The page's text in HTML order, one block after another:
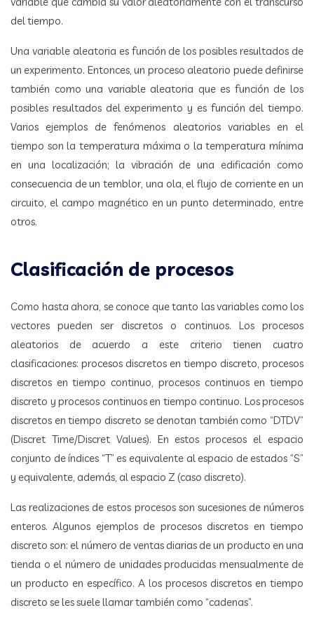
del tiempo.
Una variable aleatoria es función de los posibles resultados de
un experimento. Entonces, un proceso aleatorio puede definirse
también como una variable aleatoria que es función de los
posibles resultados del experimento y es función del tiempo.
Varios ejemplos de fenómenos aleatorios variables en el
tiempo son la temperatura máxima o la temperatura mínima
en una localización; la vibración de una edificación como
consecuencia de un temblor, una ola, el flujo de corriente en un
circuito, el campo magnético en un punto determinado, entre
otros.
Clasificación de procesos
Como hasta ahora, se conoce que tanto las variables como los
vectores pueden ser discretos o continuos. Los procesos
aleatorios de acuerdo a este criterio tienen cuatro
clasificaciones: procesos discretos en tiempo discreto, procesos
discretos en tiempo continuo, procesos continuos en tiempo
discreto y procesos continuos en tiempo continuo. Los procesos
discretos en tiempo discreto se denotan también como “DTDV”
(Discret Time/Discret Values). En estos procesos el espacio
conjunto de índices “T” es equivalente al espacio de estados “S”
y equivalente, además, al espacio Z (caso discreto).
Las realizaciones de estos procesos son sucesiones de números
enteros. Algunos ejemplos de procesos discretos en tiempo
discreto son: el número de ventas diarias de un producto en una
tienda o el número de unidades producidas mensualmente de
un producto en específico. A los procesos discretos en tiempo
discreto se les suele llamar también como “cadenas”.